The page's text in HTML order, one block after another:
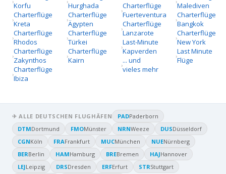
Korfu
Charterflüge
Kreta
Charterflüge
Rhodos
Charterflüge
Zakynthos
Charterflüge
Ibiza
Hurghada
Charterflüge
Ägypten
Charterflüge
Türkei
Charterflüge
Kairn
Charterflüge
Fuerteventura
Charterflüge
Lanzarote
Last-Minute
Kapverden
... und
vieles mehr
Malediven
Charterflüge
Bangkok
Charterflüge
New York
Last Minute
Flüge
✈ ALLE DEUTSCHEN FLUGHÄFEN PADPaderborn
DTMDortmund FMOMünster NRNWeeze DUSDüsseldorf
CGNKöln FRAFrankfurt MUCMünchen NUENürnberg
BERBerlin HAMHamburg BREBremen HAJHannover
LEJLeipzig DRSDresden ERFErfurt STRStuttgart